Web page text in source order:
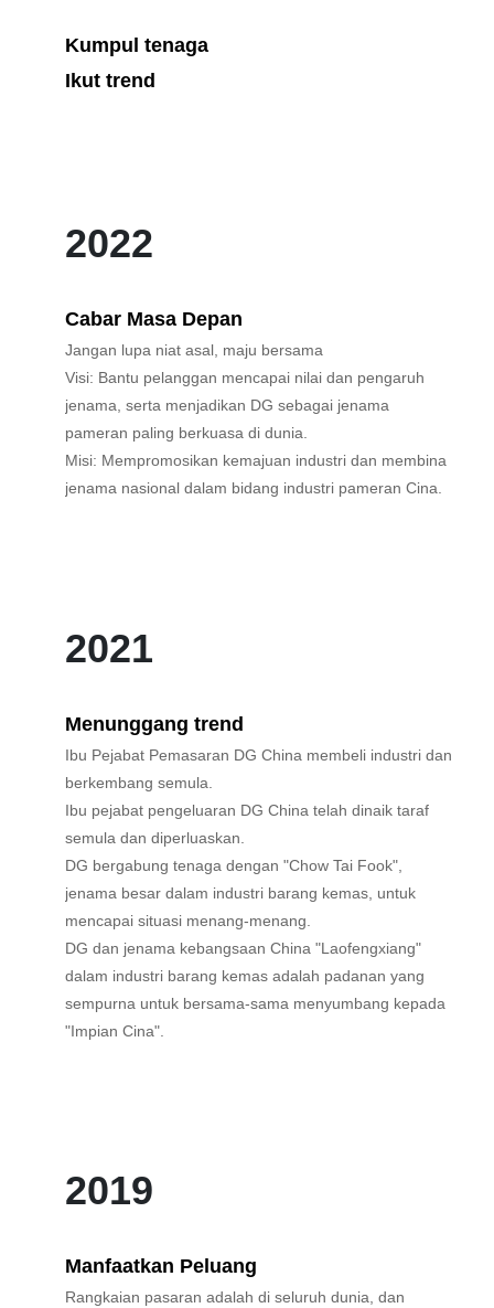
Kumpul tenaga
Ikut trend
2022
Cabar Masa Depan
Jangan lupa niat asal, maju bersama
Visi: Bantu pelanggan mencapai nilai dan pengaruh
jenama, serta menjadikan DG sebagai jenama
pameran paling berkuasa di dunia.
Misi: Mempromosikan kemajuan industri dan membina
jenama nasional dalam bidang industri pameran Cina.
2021
Menunggang trend
Ibu Pejabat Pemasaran DG China membeli industri dan
berkembang semula.
Ibu pejabat pengeluaran DG China telah dinaik taraf
semula dan diperluaskan.
DG bergabung tenaga dengan "Chow Tai Fook",
jenama besar dalam industri barang kemas, untuk
mencapai situasi menang-menang.
DG dan jenama kebangsaan China "Laofengxiang"
dalam industri barang kemas adalah padanan yang
sempurna untuk bersama-sama menyumbang kepada
"Impian Cina".
2019
Manfaatkan Peluang
Rangkaian pasaran adalah di seluruh dunia, dan